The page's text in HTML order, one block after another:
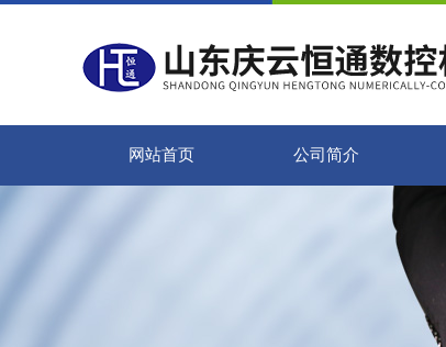
网站首页 公司简介